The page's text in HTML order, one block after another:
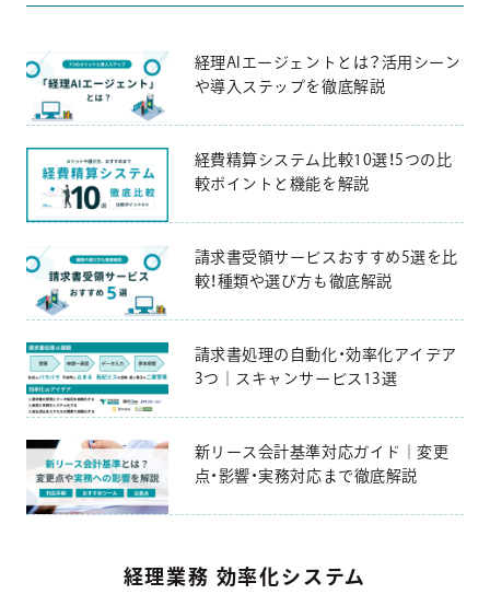
経理AIエージェントとは？活用シーン
や導入ステップを徹底解説
経費精算システム比較10選！5つの比
較ポイントと機能を解説
請求書受領サービスおすすめ5選を比
較！種類や選び方も徹底解説
請求書処理の自動化・効率化アイデア
3つ｜スキャンサービス13選
新リース会計基準対応ガイド｜変更
点・影響・実務対応まで徹底解説
経理業務 効率化システム